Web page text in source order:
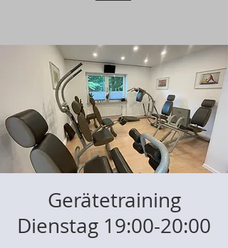
Gerätetraining
Dienstag 19:00-20:00